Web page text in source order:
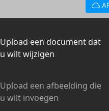
Upload een document dat
u wilt wijzigen
Upload een afbeelding die
u wilt invoegen